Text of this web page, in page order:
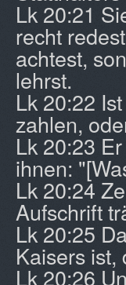
Lk 20:21
recht
achtest,
lehrst.
Lk 20:22
zahlen,
Lk 20:23
ihnen:
Lk 20:24
Aufschrift
Lk 20:25
Kaisers ist,
Lk 20:26